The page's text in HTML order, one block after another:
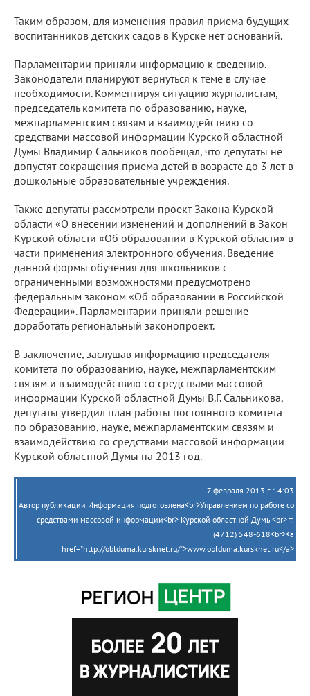
Таким образом, для изменения правил приема будущих
воспитанников детских садов в Курске нет оснований.
Парламентарии приняли информацию к сведению.
Законодатели планируют вернуться к теме в случае
необходимости. Комментируя ситуацию журналистам,
председатель комитета по образованию, науке,
межпарламентским связям и взаимодействию со
средствами массовой информации Курской областной
Думы Владимир Сальников пообещал, что депутаты не
допустят сокращения приема детей в возрасте до 3 лет в
дошкольные образовательные учреждения.
Также депутаты рассмотрели проект Закона Курской
области «О внесении изменений и дополнений в Закон
Курской области «Об образовании в Курской области» в
части применения электронного обучения. Введение
данной формы обучения для школьников с
ограниченными возможностями предусмотрено
федеральным законом «Об образовании в Российской
Федерации». Парламентарии приняли решение
доработать региональный законопроект.
В заключение, заслушав информацию председателя
комитета по образованию, науке, межпарламентским
связям и взаимодействию со средствами массовой
информации Курской областной Думы В.Г. Сальникова,
депутаты утвердил план работы постоянного комитета
по образованию, науке, межпарламентским связям и
взаимодействию со средствами массовой информации
Курской областной Думы на 2013 год.
7 февраля 2013 г. 14:03
Автор публикации Информация подготовлена<br>Управлением по работе со
средствами массовой информации<br> Курской областной Думы<br> т.
(4712) 548-618<br><a
href="http://oblduma.kursknet.ru/">www.oblduma.kursknet.ru</a>